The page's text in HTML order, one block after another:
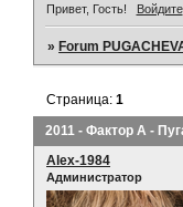
Привет, Гость! Войдите
»Forum
2011 - Фактор А -
Страница:1
Alex-1984
Администратор